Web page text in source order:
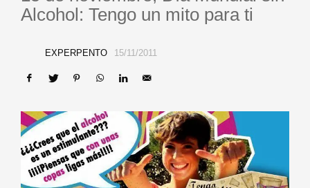
Alcohol: Tengo un mito para ti
EXPERPENTO 15/11/2011